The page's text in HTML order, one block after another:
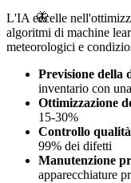
🦋
L'IA eccelle
algoritmi di machine
meteorologici e
Previsione della
inventario con
Ottimizzazione
15-30%
Controllo qualità
99% dei difetti
Manutenzione
apparecchiature